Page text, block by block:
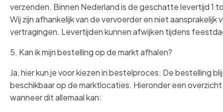
verzenden. Binnen Nederland is de geschatte levertijd 1
Wij zijn afhankelijk van de vervoerder en niet aansprakelijk
vertragingen. Levertijden kunnen afwijken tijdens
5. Kan ik mijn bestelling op de markt afhalen?
Ja, hier kun je voor kiezen in bestelproces. De bestelling
beschikbaar op de marktlocaties. Hieronder een overzicht
wanneer dit allemaal kan: